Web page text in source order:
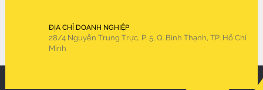
ĐỊA CHỈ DOANH NGHIỆP
28/4 Nguyễn Trung Trực, P. 5, Q. Bình Thạnh, TP. Hồ Chí
Minh